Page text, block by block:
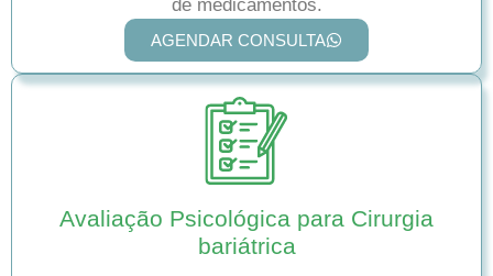
de medicamentos.
AGENDAR CONSULTA
Avaliação Psicológica para Cirurgia
bariátrica